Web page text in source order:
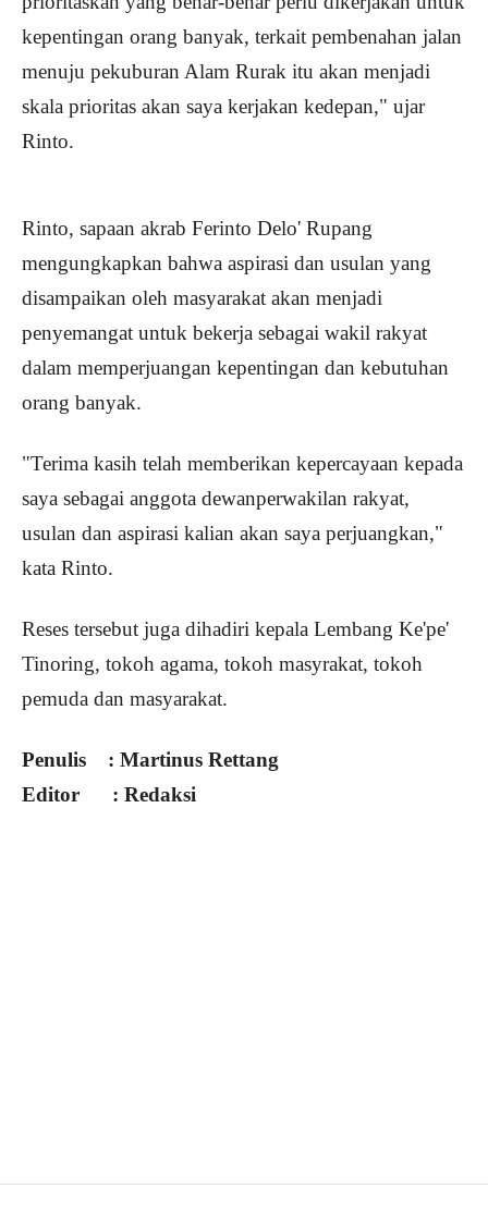
kepentingan orang banyak, terkait pembenahan jalan
menuju pekuburan Alam Rurak itu akan menjadi
skala prioritas akan saya kerjakan kedepan," ujar
Rinto.
Rinto, sapaan akrab Ferinto Delo' Rupang
mengungkapkan bahwa aspirasi dan usulan yang
disampaikan oleh masyarakat akan menjadi
penyemangat untuk bekerja sebagai wakil rakyat
dalam memperjuangan kepentingan dan kebutuhan
orang banyak.
"Terima kasih telah memberikan kepercayaan kepada
saya sebagai anggota dewanperwakilan rakyat,
usulan dan aspirasi kalian akan saya perjuangkan,"
kata Rinto.
Reses tersebut juga dihadiri kepala Lembang Ke'pe'
Tinoring, tokoh agama, tokoh masyrakat, tokoh
pemuda dan masyarakat.
Penulis : Martinus Rettang
Editor : Redaksi